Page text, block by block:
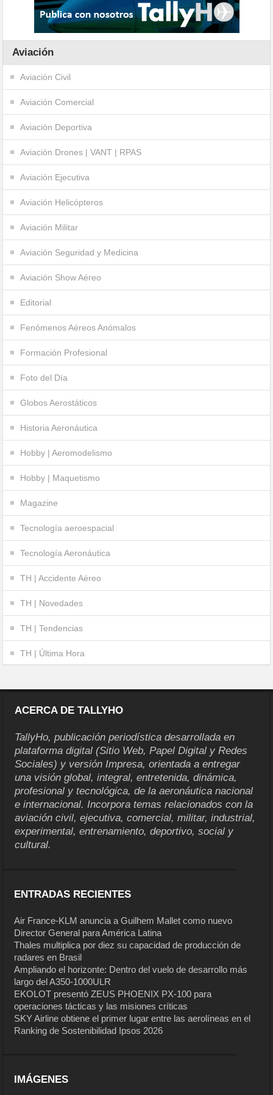
Aviación
Aviación Civil
Aviación Comercial
Aviación Deportiva
Aviación Drones | VANT | RPAS
Aviación Ejecutiva
Aviación Helicópteros
Aviación Militar
Aviación Seguridad y Medicina
Aviación Show Aéreo
Editorial
Fenómenos Aéreos Anómalos
Formación Profesional
Foto del Día
Globos Aerostáticos
Historia Aeronáutica
Hobby | Aeromodelismo
Hobby | Maquetismo
Magazine
Tecnología aeroespacial
Tecnología Aeronáutica
TH | Accidente Aéreo
TH | Novedades
TH | Tendencias
TH | Última Hora
ACERCA DE TALLYHO
TallyHo, publicación periodística desarrollada en
plataforma digital (Sitio Web, Papel Digital y Redes
Sociales) y versión Impresa, orientada a entregar
una visión global, integral, entretenida, dinámica,
profesional y tecnológica, de la aeronáutica nacional
e internacional. Incorpora temas relacionados con la
aviación civil, ejecutiva, comercial, militar, industrial,
experimental, entrenamiento, deportivo, social y
cultural.
ENTRADAS RECIENTES
Air France-KLM anuncia a Guilhem Mallet como nuevo
Director General para América Latina
Thales multiplica por diez su capacidad de producción de
radares en Brasil
Ampliando el horizonte: Dentro del vuelo de desarrollo más
largo del A350-1000ULR
EKOLOT presentó ZEUS PHOENIX PX-100 para
operaciones tácticas y las misiones críticas
SKY Airline obtiene el primer lugar entre las aerolíneas en el
Ranking de Sostenibilidad Ipsos 2026
IMÁGENES